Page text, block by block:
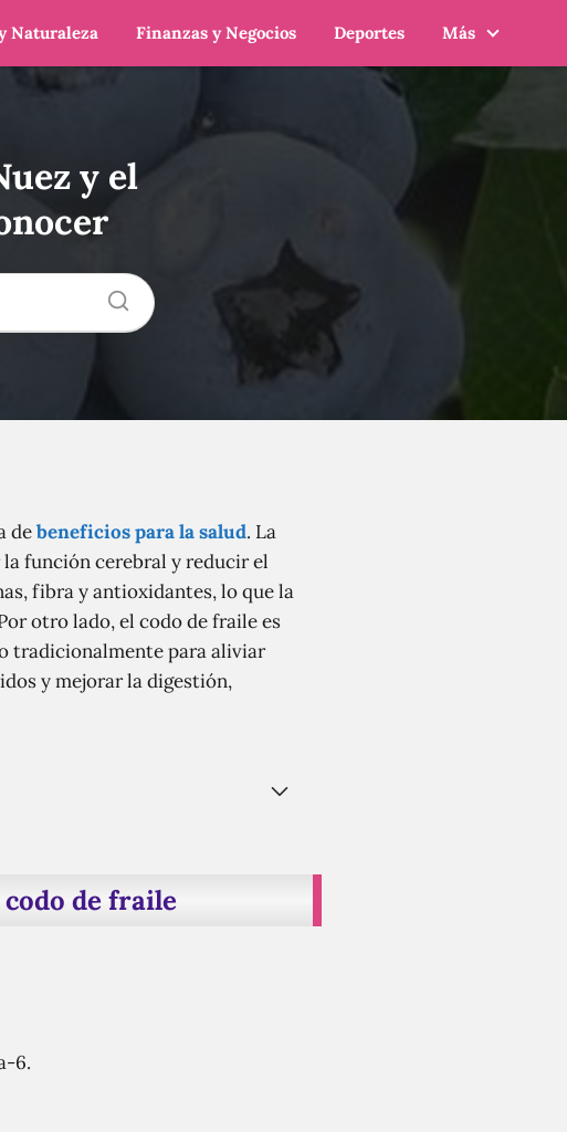
Naturaleza Finanzas y Negocios Deportes Más
y el
debeneficios para la salud. La
la función cerebral y reducir el
fibra y antioxidantes, lo que la
otro lado, el codo de fraile es
tradicionalmente para aliviar
y mejorar la digestión,
de fraile
6.